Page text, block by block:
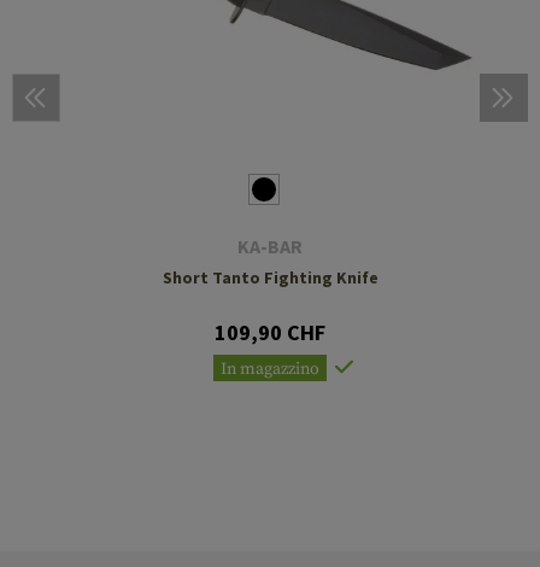
KA-BAR
Short Tanto Fighting Knife
109,90 CHF
In magazzino